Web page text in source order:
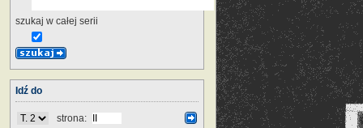
szukaj w całej serii
Idź do
strona: